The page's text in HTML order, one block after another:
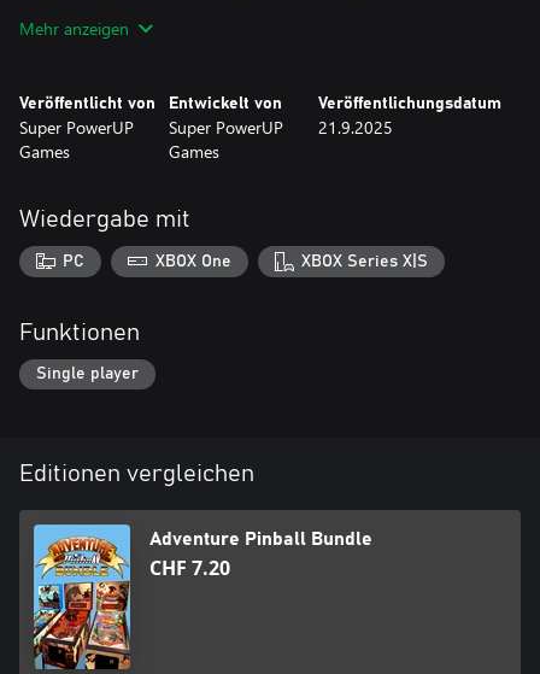
Mehr anzeigen
Veröffentlicht von
Super PowerUP
Games
Entwickelt von
Super PowerUP
Games
Veröffentlichungsdatum
21.9.2025
Wiedergabe mit
PC XBOX One XBOX Series X|S
Funktionen
Single player
Editionen vergleichen
Adventure Pinball Bundle
CHF 7.20